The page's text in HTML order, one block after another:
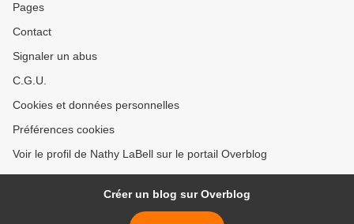
Pages
Contact
Signaler un abus
C.G.U.
Cookies et données personnelles
Préférences cookies
Voir le profil de Nathy LaBell sur le portail Overblog
Créer un blog sur Overblog